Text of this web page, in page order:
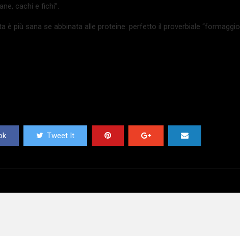
cachi e fichi”.
è più sana se abbinata alle proteine: perfetto il proverbiale “formaggio
Tweet It